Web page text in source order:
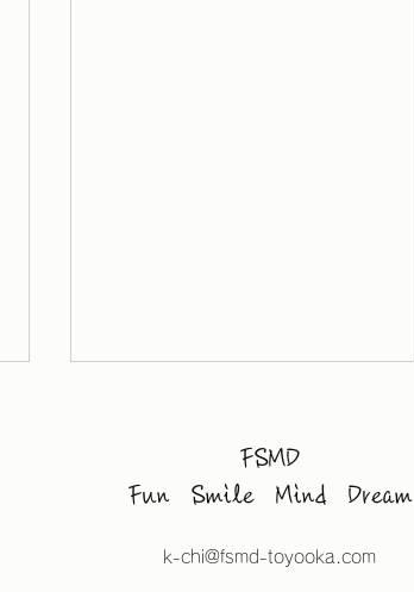
FSMD
Fun Smile Mind Dream
k-chi@fsmd-toyooka.com